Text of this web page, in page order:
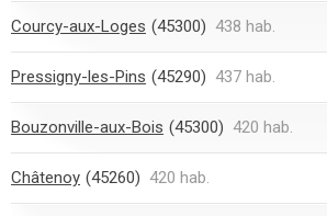
Courcy-aux-Loges (45300) 438 hab.
Pressigny-les-Pins (45290) 437 hab.
Bouzonville-aux-Bois (45300) 420 hab.
Châtenoy (45260) 420 hab.